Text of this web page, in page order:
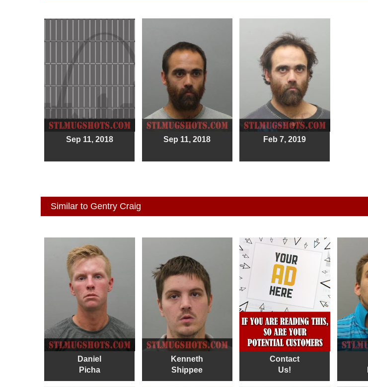
Sep 11, 2018 Sep 11, 2018 Feb 7, 2019
Similar to Gentry Craig
Daniel
Picha
Kenneth
Shippee
Contact
Us!